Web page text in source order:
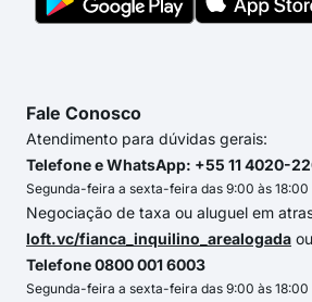
Fale Conosco
Atendimento para dúvidas gerais:
Telefone e WhatsApp: +55 11 4020-
Segunda-feira a sexta-feira das 9:00 às 18:00
Negociação de taxa ou aluguel em
loft.vc/fianca_inquilino_arealogada
Telefone 0800 001 6003
Segunda-feira a sexta-feira das 9:00 às 18:00